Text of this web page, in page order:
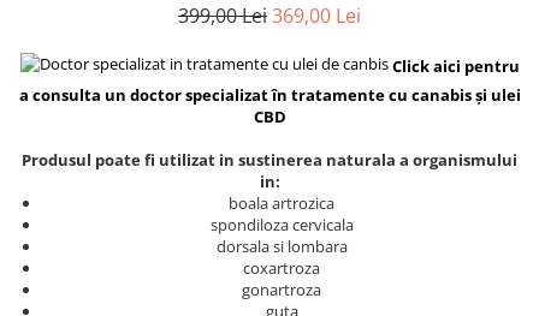
399,00 Lei369,00 Lei
Click aici pentru
a consulta un doctor specializat în tratamente cu canabis și ulei
CBD
Produsul poate fi utilizat in sustinerea naturala a organismului
in:
boala artrozica
spondiloza cervicala
dorsala si lombara
coxartroza
gonartroza
guta